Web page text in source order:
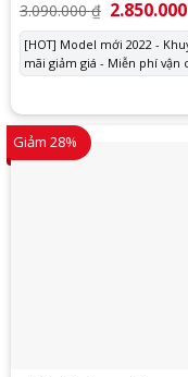
3.090.000₫ Giá
gốc
là:
3.090.000
2.850.000
[HOT] Model mới 2022 -
mãi giảm giá - Miễn phí vận
Giảm 28%